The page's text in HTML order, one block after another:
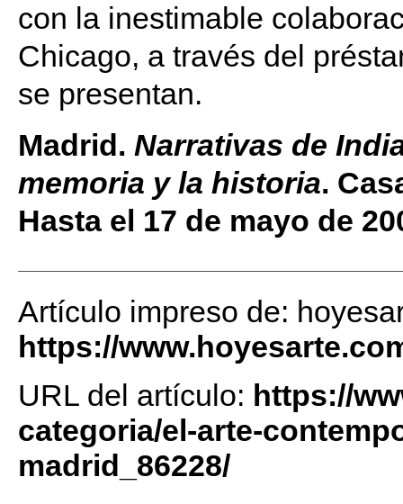
con la inestimable
Chicago, a través del
se presentan.
Madrid. Narrativas de
memoria y la historia.
Hasta el 17 de mayo de
Artículo impreso de:
https://
URL del artículo: https://
categoria/el-arte-
madrid_86228/